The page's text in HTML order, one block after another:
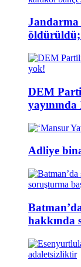
öldürüldü;
DEM
Adliye
hakkında